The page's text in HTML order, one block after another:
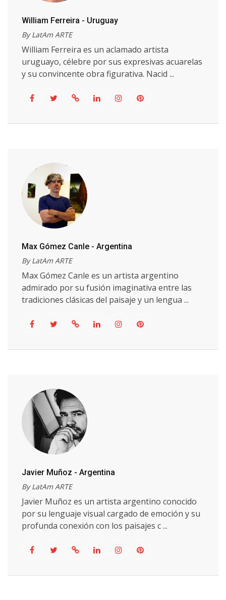
William Ferreira - Uruguay
By LatAm ARTE
William Ferreira es un aclamado artista
uruguayo, célebre por sus expresivas acuarelas
y su convincente obra figurativa. Nacid ...
Max Gómez Canle - Argentina
By LatAm ARTE
Max Gómez Canle es un artista argentino
admirado por su fusión imaginativa entre las
tradiciones clásicas del paisaje y un lengua ...
Javier Muñoz - Argentina
By LatAm ARTE
Javier Muñoz es un artista argentino conocido
por su lenguaje visual cargado de emoción y su
profunda conexión con los paisajes c ...